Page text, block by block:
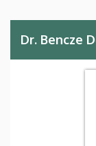
Dr. Bencze